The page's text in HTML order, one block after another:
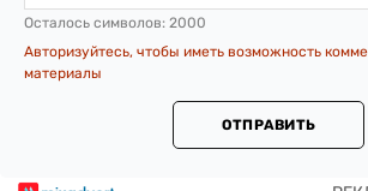
Осталось символов: 2000
Авторизуйтесь, чтобы иметь возможность
материалы
ОТПРАВИТЬ